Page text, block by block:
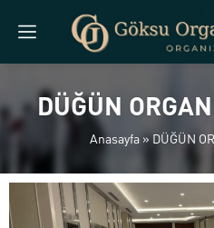
DÜĞÜN
Anasayfa»DÜĞÜN